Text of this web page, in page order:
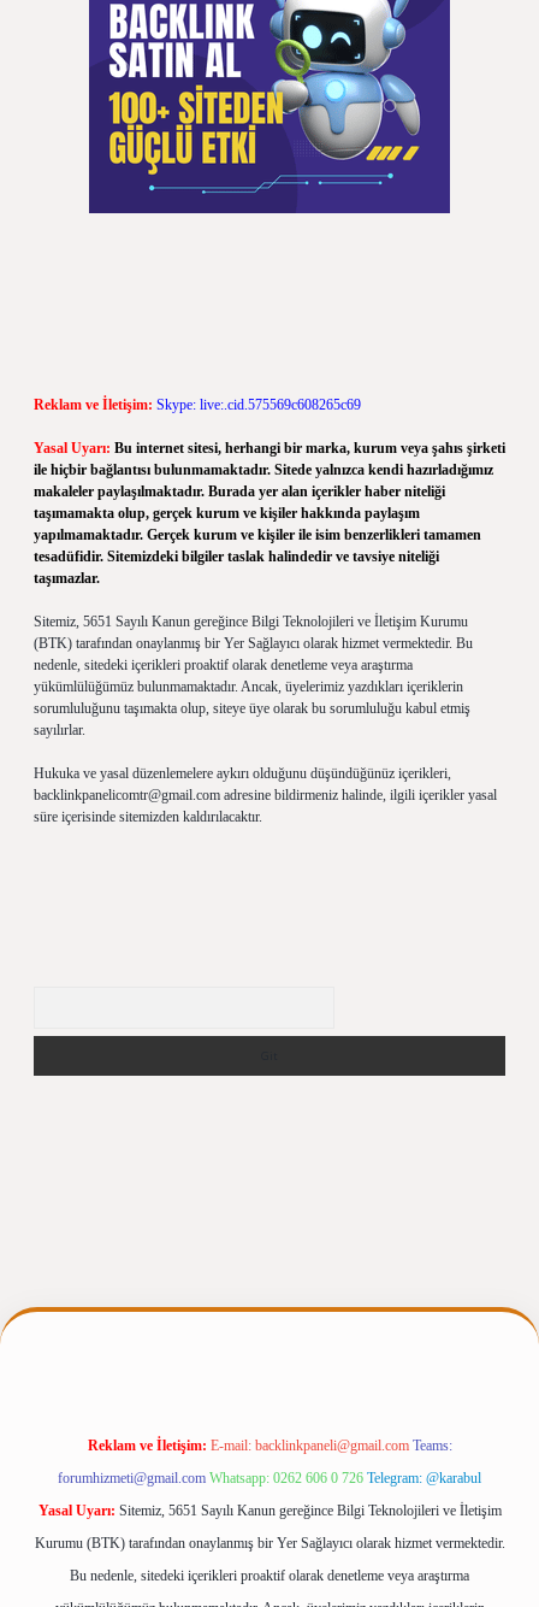
Reklam ve İletişim: Skype: live:.cid.575569c608265c69
Yasal Uyarı: Bu internet sitesi, herhangi bir marka, kurum veya şahıs şirketi
ile hiçbir bağlantısı bulunmamaktadır. Sitede yalnızca kendi hazırladığımız
makaleler paylaşılmaktadır. Burada yer alan içerikler haber niteliği
taşımamakta olup, gerçek kurum ve kişiler hakkında paylaşım
yapılmamaktadır. Gerçek kurum ve kişiler ile isim benzerlikleri tamamen
tesadüfidir. Sitemizdeki bilgiler taslak halindedir ve tavsiye niteliği
taşımazlar.
Sitemiz, 5651 Sayılı Kanun gereğince Bilgi Teknolojileri ve İletişim Kurumu
(BTK) tarafından onaylanmış bir Yer Sağlayıcı olarak hizmet vermektedir. Bu
nedenle, sitedeki içerikleri proaktif olarak denetleme veya araştırma
yükümlülüğümüz bulunmamaktadır. Ancak, üyelerimiz yazdıkları içeriklerin
sorumluluğunu taşımakta olup, siteye üye olarak bu sorumluluğu kabul etmiş
sayılırlar.
Hukuka ve yasal düzenlemelere aykırı olduğunu düşündüğünüz içerikleri,
backlinkpanelicomtr@gmail.com adresine bildirmeniz halinde, ilgili içerikler yasal
süre içerisinde sitemizden kaldırılacaktır.
betexpergir.net
Reklam ve İletişim: E-mail: backlinkpaneli@gmail.com Teams:
forumhizmeti@gmail.com Whatsapp: 0262 606 0 726 Telegram: @karabul
Yasal Uyarı: Sitemiz, 5651 Sayılı Kanun gereğince Bilgi Teknolojileri ve İletişim
Kurumu (BTK) tarafından onaylanmış bir Yer Sağlayıcı olarak hizmet vermektedir.
Bu nedenle, sitedeki içerikleri proaktif olarak denetleme veya araştırma